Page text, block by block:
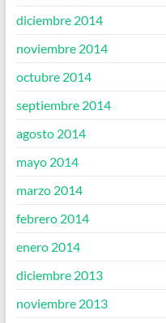
diciembre 2014
noviembre 2014
octubre 2014
septiembre 2014
agosto 2014
mayo 2014
marzo 2014
febrero 2014
enero 2014
diciembre 2013
noviembre 2013